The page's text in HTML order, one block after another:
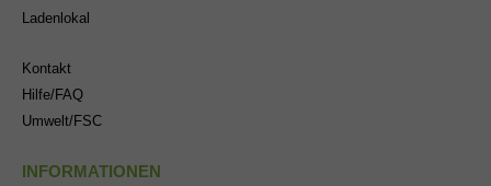
Ladenlokal
Kontakt
Hilfe/FAQ
Umwelt/FSC
INFORMATIONEN